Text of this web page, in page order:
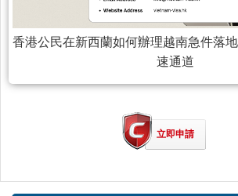
香港公民在新西蘭如何辦理越南急件落
速通道
立即申請